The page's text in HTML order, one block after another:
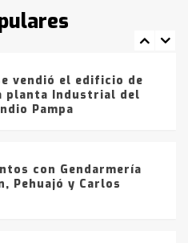
por
de drogas en la
vendió el edificio de
planta Industrial del
Pampa
con Gendarmería
Pehuajó y Carlos